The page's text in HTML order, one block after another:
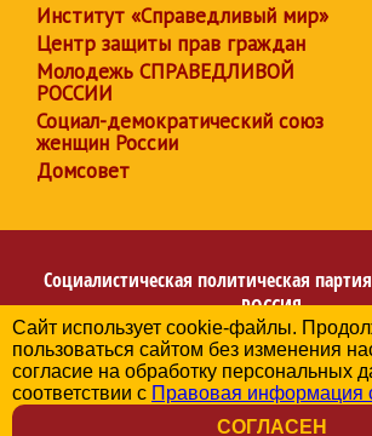
Институт «Справедливый мир»
Центр защиты прав граждан
Молодежь СПРАВЕДЛИВОЙ
РОССИИ
Социал-демократический союз
женщин России
Домсовет
Социалистическая политическая партия
РОССИЯ
Региональное отделение партии в
Башкортостан
© 2006-2026
Политика в отношении обработки
Сайт использует cookie-файлы.
пользоваться сайтом без изменения
согласие на обработку персональных
соответствии с Правовая информация
СОГЛАСЕН